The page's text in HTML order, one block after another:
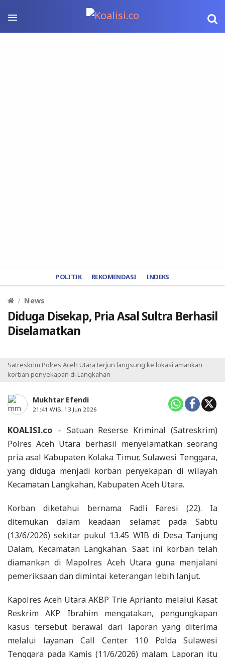
POLITIK REKOMENDASI INDEKS
News
Diduga Disekap, Pria Asal Sultra Berhasil
Diselamatkan
Satreskrim Polres Aceh Utara terjun langsung ke lokasi amankan
korban penyekapan di Langkahan
Mukhtar Efendi
21:41 WIB, 13 Jun 2026
KOALISI.co – Satuan Reserse Kriminal (Satreskrim)
Polres Aceh Utara berhasil menyelamatkan seorang
pria asal Kabupaten Kolaka Timur, Sulawesi Tenggara,
yang diduga menjadi korban penyekapan di wilayah
Kecamatan Langkahan, Kabupaten Aceh Utara.
Korban diketahui bernama Fadli Faresi (22). Ia
ditemukan dalam keadaan selamat pada Sabtu
(13/6/2026) sekitar pukul 13.45 WIB di Desa Tanjung
Dalam, Kecamatan Langkahan. Saat ini korban telah
diamankan di Mapolres Aceh Utara guna menjalani
pemeriksaan dan dimintai keterangan lebih lanjut.
Kapolres Aceh Utara AKBP Trie Aprianto melalui Kasat
Reskrim AKP Ibrahim mengatakan, pengungkapan
kasus tersebut berawal dari laporan yang diterima
melalui layanan Call Center 110 Polda Sulawesi
Tenggara pada Kamis (11/6/2026) malam. Laporan itu